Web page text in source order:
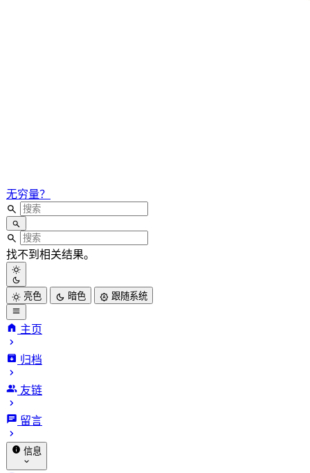
无穷量？
找不到相关结果。
亮色 暗色 跟随系统
主页
归档
友链
留言
信息